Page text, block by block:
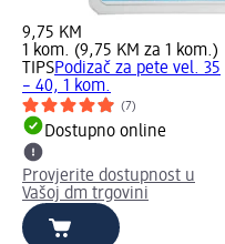
9,75 KM
1 kom. (9,75 KM za 1 kom.)
TIPSPodizač za pete vel. 35
– 40, 1 kom.
(7)
Dostupno online
Provjerite dostupnost u
Vašoj dm trgovini